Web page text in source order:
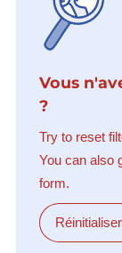
Vous
?
Try to reset
You can also
form.